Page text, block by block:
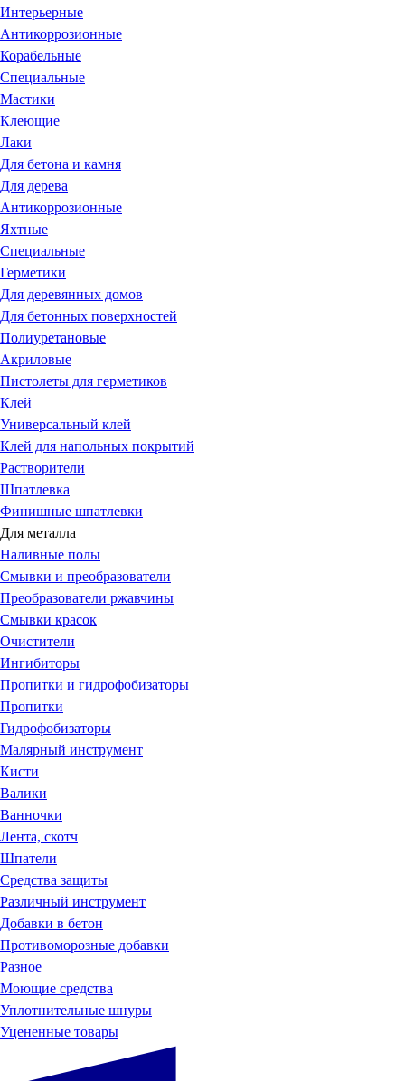
Интерьерные
Антикоррозионные
Корабельные
Специальные
Мастики
Клеющие
Лаки
Для бетона и камня
Для дерева
Антикоррозионные
Яхтные
Специальные
Герметики
Для деревянных домов
Для бетонных поверхностей
Полиуретановые
Акриловые
Пистолеты для герметиков
Клей
Универсальный клей
Клей для напольных покрытий
Растворители
Шпатлевка
Финишные шпатлевки
Для металла
Наливные полы
Смывки и преобразователи
Преобразователи ржавчины
Смывки красок
Очистители
Ингибиторы
Пропитки и гидрофобизаторы
Пропитки
Гидрофобизаторы
Малярный инструмент
Кисти
Валики
Ванночки
Лента, скотч
Шпатели
Средства защиты
Различный инструмент
Добавки в бетон
Противоморозные добавки
Разное
Моющие средства
Уплотнительные шнуры
Уцененные товары